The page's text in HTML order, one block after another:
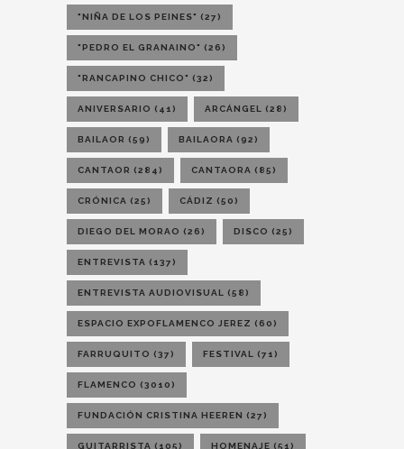
"NIÑA DE LOS PEINES" (27)
"PEDRO EL GRANAINO" (26)
"RANCAPINO CHICO" (32)
ANIVERSARIO (41) ARCÁNGEL (28)
BAILAOR (59) BAILAORA (92)
CANTAOR (284) CANTAORA (85)
CRÓNICA (25) CÁDIZ (50)
DIEGO DEL MORAO (26) DISCO (25)
ENTREVISTA (137)
ENTREVISTA AUDIOVISUAL (58)
ESPACIO EXPOFLAMENCO JEREZ (60)
FARRUQUITO (37) FESTIVAL (71)
FLAMENCO (3010)
FUNDACIÓN CRISTINA HEEREN (27)
GUITARRISTA (105) HOMENAJE (51)